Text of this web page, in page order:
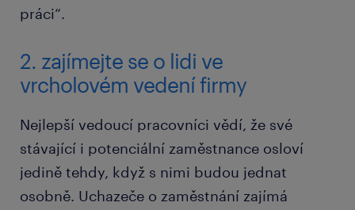
práci“.
2. zajímejte se o lidi ve
vrcholovém vedení firmy
Nejlepší vedoucí pracovníci vědí, že své
stávající i potenciální zaměstnance osloví
jedině tehdy, když s nimi budou jednat
osobně. Uchazeče o zaměstnání zajímá